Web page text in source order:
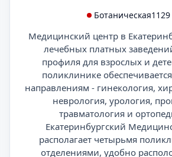
Ботаническая
Медицинский центр в
лечебных платных
профиля для взрослых и
поликлинике
направлениям - гинекология,
неврология, урология,
травматология и
Екатеринбургский
располагает четырьмя
отделениями, удобно